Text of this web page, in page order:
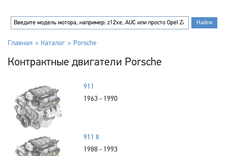
Главная Каталог Porsche
Контрактные двигатели Porsche
911
1963 - 1990
911 II
1988 - 1993